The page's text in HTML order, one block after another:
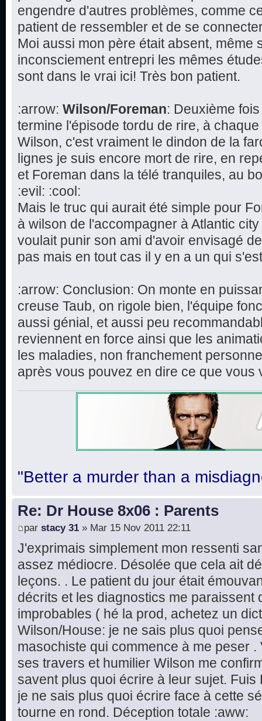
engendre d'autres problèmes, comme
patient de ressembler et de se
Moi aussi mon père était absent, même
inconsciement entrepri les mêmes
sont dans le vrai ici! Très bon patient.
:arrow: Wilson/Foreman: Deuxième
termine l'épisode tordu de rire, à
Wilson, c'est vraiment le dindon de la
lignes je suis encore mort de rire, en
et Foreman dans la télé tranquiles, au
:evil: :cool:
Mais le truc qui aurait été simple pour
à wilson de l'accompagner à Atlantic
voulait punir son ami d'avoir envisagé
pas mais en tout cas il y en a un qui
:arrow: Conclusion: On monte en
creuse Taub, on rigole bien, l'équipe
aussi génial, et aussi peu
reviennent en force ainsi que les
les maladies, non franchement
après vous pouvez en dire ce que vous
"Better a murder than a
Re: Dr House 8x06 : Parents
par stacy 31 » Mar 15 Nov 2011 22:11
J'exprimais simplement mon ressenti
assez médiocre. Désolée que cela ait
leçons. . Le patient du jour était
décrits et les diagnostics me paraissent
improbables ( hé la prod, achetez un
Wilson/House: je ne sais plus quoi
masochiste qui commence à me peser
ses travers et humilier Wilson me
savent plus quoi écrire à leur sujet.
je ne sais plus quoi écrire face à cette
tourne en rond. Déception totale :aww: